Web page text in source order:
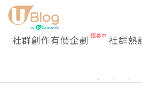
社群創作有價企劃 社群熱